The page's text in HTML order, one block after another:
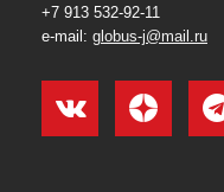
+7 913 532-92-11
e-mail: globus-j@mail.ru